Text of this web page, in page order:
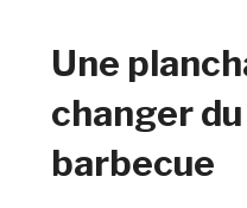
Une
changer
barbecue